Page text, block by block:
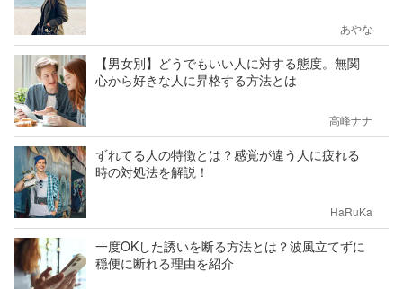
あやな
【男女別】どうでもいい人に対する態度。無関
心から好きな人に昇格する方法とは
高峰ナナ
ずれてる人の特徴とは？感覚が違う人に疲れる
時の対処法を解説！
HaRuKa
一度OKした誘いを断る方法とは？波風立てずに
穏便に断れる理由を紹介